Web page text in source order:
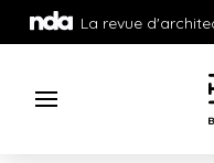
La revue